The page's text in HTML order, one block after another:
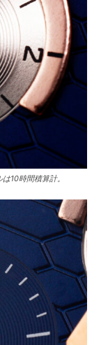
10時間積算計。